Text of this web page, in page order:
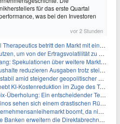
für das erste Quartal
was bei den Investoren
vor 2 Stunden
betritt den Markt mit einem IPO-Boost von 150 Millionen Dollar
um von der Ertragsvolatilität zu profitieren
über weitere Marktinterventionen nehmen zu
Ausgaben trotz steigender Löhne: Ein Warnsignal für das Wachstum
steigender geopolitischer Spannungen im Persischen Golf
Kostenreduktion im Zuge des Token-Paradoxons hervor
Ein entscheidender Test für Small Caps
drastischen Rückgang der Einnahmen angesichts der anhaltenden China-Razzia gegenüber
boomt, da niedriger bewertete Kreditnehmer nach Schutz durch Covenants suchen
die Direktabrechnung zur Unterstützung der globalen Rolle des Yuan